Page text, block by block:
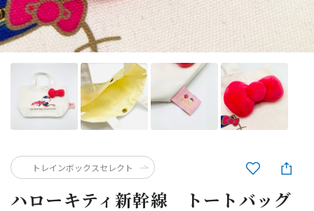
ハローキティ新幹線 トートバッグ
トレインボックスセレクト